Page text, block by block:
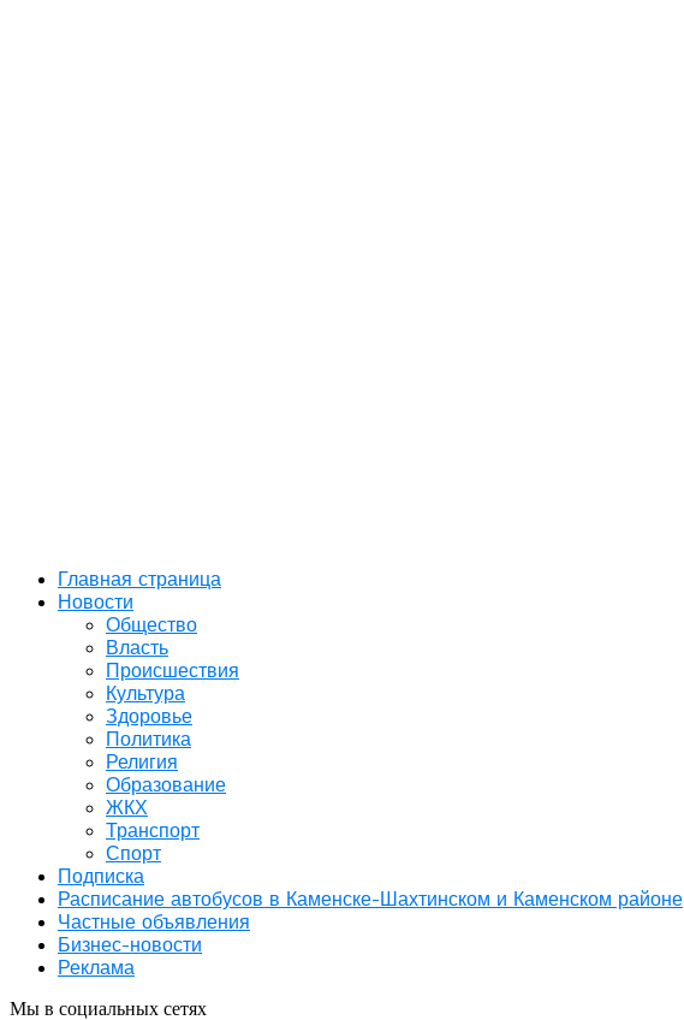
Главная страница
Новости
Общество
Власть
Происшествия
Культура
Здоровье
Политика
Религия
Образование
ЖКХ
Транспорт
Спорт
Подписка
Расписание автобусов в Каменске-Шахтинском и Каменском районе
Частные объявления
Бизнес-новости
Реклама
Мы в социальных сетях